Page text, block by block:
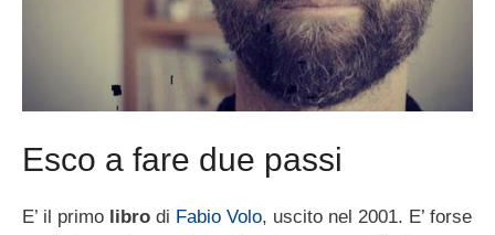
Esco a fare due passi
E’ il primo libro di Fabio Volo, uscito nel 2001. E’ forse